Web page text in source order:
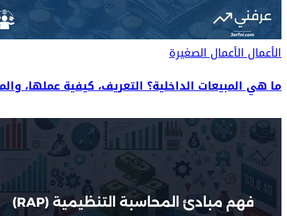
الأعمالالأعمال الصغيرة
ما هي المبيعات الداخلية؟ التعريف، كيفية عملها،